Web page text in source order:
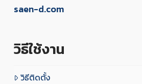
saen-d.com
วิธีใช้งาน
วิธีติดตั้ง